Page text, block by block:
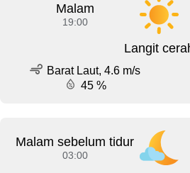
Malam
19:00
Langit
Barat Laut, 4.6 m/s
45 %
Malam sebelum tidur
03:00